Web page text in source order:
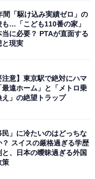
間「駆け込み実績ゼロ」の
も…「こども110番の家」
当に必要？ PTAが直面する
と現実
注意】東京駅で絶対にハマ
最遠ホーム」と「メトロ乗
え」の絶望トラップ
民」に冷たいのはどっちな
？ スイスの厳格過ぎる学歴
と、日本の曖昧過ぎる外国
策